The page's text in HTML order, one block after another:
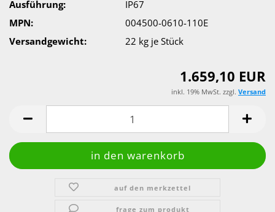
Ausführung:
IP67
MPN:
004500-0610-110E
Versandgewicht:
22 kg je Stück
1.659,10 EUR
inkl. 19% MwSt. zzgl. Versand
auf den merkzettel
frage zum produkt